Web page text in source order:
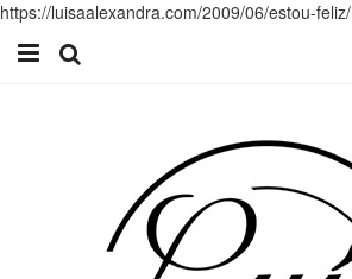
https://luisaalexandra.com/2009/06/estou-feliz/